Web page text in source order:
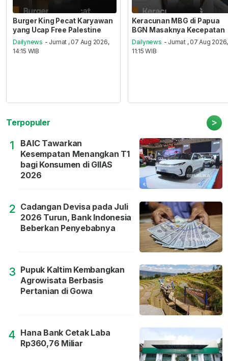
Burger King Pecat Karyawan
yang Ucap Free Palestine
Dailynews - Jumat , 07 Aug 2026,
14:15 WIB
Keracunan MBG di Papua
BGN Masaknya Kecepatan
Dailynews - Jumat , 07 Aug 2026,
11:15 WIB
Terpopuler >
1
BAIC Tawarkan
Kesempatan Menangkan T1
bagi Konsumen di GIIAS
2026
2 Cadangan Devisa pada Juli
2026 Turun, Bank Indonesia
Beberkan Penyebabnya
3 Pupuk Kaltim Kembangkan
Agrowisata Berbasis
Pertanian di Gowa
4 Hana Bank Cetak Laba
Rp360,76 Miliar